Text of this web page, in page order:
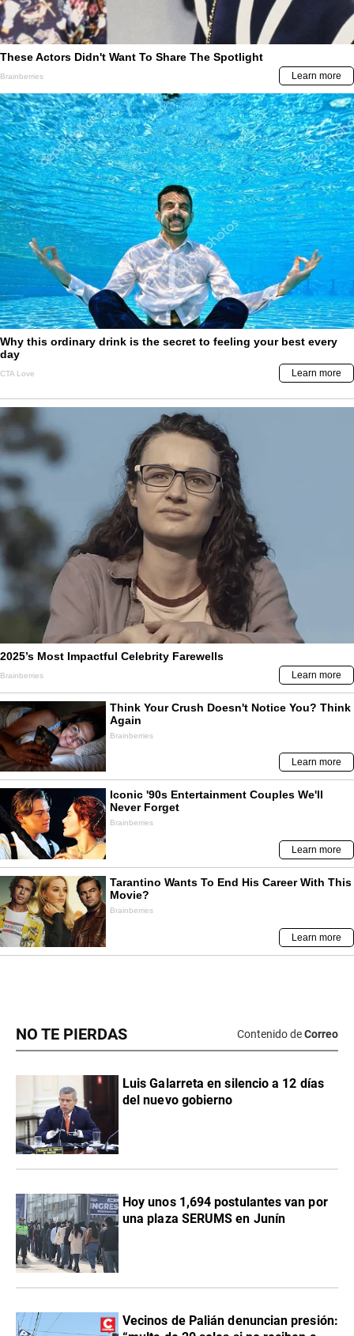
NO TE PIERDAS Contenido deCorreo
Luis Galarreta en silencio a 12 días
del nuevo gobierno
Hoy unos 1,694 postulantes van por
una plaza SERUMS en Junín
Vecinos de Palián denuncian presión: